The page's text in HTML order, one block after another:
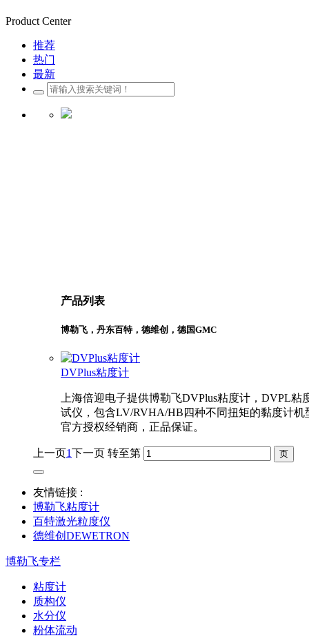
Product Center
推荐
热门
最新
产品列表
博勒飞，丹东百特，德维创，德国GMC
DVPlus粘度计
上海倍迎电子提供博勒飞DVPlus粘度计，DVPL粘
试仪，包含LV/RVHA/HB四种不同扭矩的黏度计机
官方授权经销商，正品保证。
上一页1下一页 转至第
友情链接 :
博勒飞粘度计
百特激光粒度仪
德维创DEWETRON
博勒飞专栏
粘度计
质构仪
水分仪
粉体流动